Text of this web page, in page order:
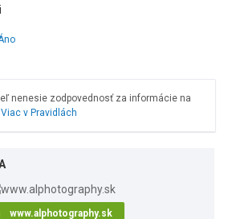
nenesie zodpovednosť za informácie na
Viac v Pravidlách
www.alphotography.sk